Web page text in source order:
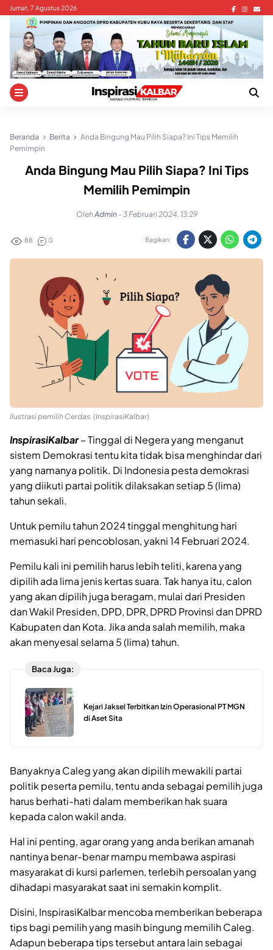
Skip
content
Jumat, 7 Agustus 2026
Beranda Berita
Anda Bingung Mau Pilih Siapa? Ini Tips Memilih
Pemimpin
Anda Bingung Mau Pilih Siapa? Ini Tips
Memilih Pemimpin
OlehAdmin - 3 Februari 2024, 13:29
88 0 Bagikan:
Ilustrasi pemilih Cerdas. (InspirasiKalbar)
InspirasiKalbar– Tinggal di Negera yang menganut
sistem Demokrasi tentu kita tidak bisa menghindar dari
yang namanya politik. Di Indonesia pesta demokrasi
yang diikuti partai politik dilaksakan setiap 5 (lima)
tahun sekali.
Untuk pemilu tahun 2024 tinggal menghitung hari
memasuki hari pencoblosan, yakni 14 Februari 2024.
Pemilu kali ini pemilih harus lebih teliti, karena yang
dipilih ada lima jenis kertas suara. Tak hanya itu, calon
yang akan dipilih juga beragam, mulai dari Presiden
dan Wakil Presiden, DPD, DPR, DPRD Provinsi dan DPRD
Kabupaten dan Kota. Jika anda salah memilih, maka
akan menyesal selama 5 (lima) tahun.
Baca Juga:
Kejari Jaksel Terbitkan Izin Operasional PT MGN
di Aset Sita
Banyaknya Caleg yang akan dipilih mewakili partai
politik peserta pemilu, tentu anda sebagai pemilih juga
harus berhati-hati dalam memberikan hak suara
kepada calon wakil anda.
Hal ini penting, agar orang yang anda berikan amanah
nantinya benar-benar mampu membawa aspirasi
masyarakat di kursi parlemen, terlebih persoalan yang
dihadapi masyarakat saat ini semakin komplit.
Disini, InspirasiKalbar mencoba memberikan beberapa
tips bagi pemilih yang masih bingung memilih Caleg.
Adapun beberapa tips tersebut antara lain sebagai